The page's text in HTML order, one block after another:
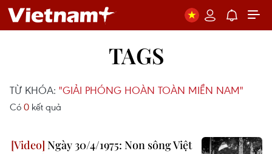
TAGS
TỪ KHÓA: "GIẢI PHÓNG HOÀN TOÀN MIỀN NAM"
Có 0 kết quả
Ngày 30/4/1975: Non sông Việt